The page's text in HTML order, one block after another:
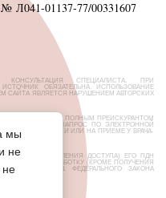
№ Л041-01137-77/00331607
КОНСУЛЬТАЦИЯ СПЕЦИАЛИСТА. ПРИ
ОБЯЗАТЕЛЬНА. ИСПОЛЬЗОВАНИЕ
САЙТА ЯВЛЯЕТСЯ НАРУШЕНИЕМ АВТОРСКИХ
ОФЕРТОЙ. С ПОЛНЫМ ПРЕЙСКУРАНТОМ
НАПРАВИВ ЗАПРОС ПО ЭЛЕКТРОННОЙ
КЛИНИКИ ИЛИ НА ПРИЕМЕ У ВРАЧА-
ПРЕДОСТАВЛЕНИЯ ДОСТУПА) ЕГО ПДН
НА ОБРАБОТКУ (КРОМЕ ПОЛУЧЕНИЯ
СТ. 10.1 ФЕДЕРАЛЬНОГО ЗАКОНА
мы
не
не